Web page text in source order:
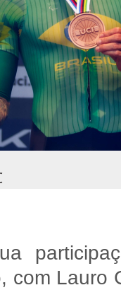
com Lauro